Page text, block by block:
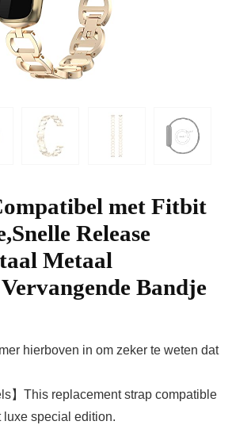
met Fitbit
Release
Metaal
Bandje
hierboven in om zeker te weten dat
】This replacement strap compatible
special edition.